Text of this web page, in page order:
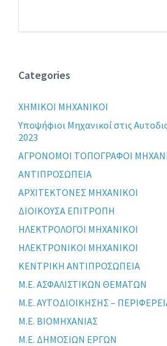
Categories
XHMIKOI MHXANIKOI
Yποψήφιοι Μηχανικοί στις
2023
ΑΓΡΟΝΟΜΟΙ ΤΟΠΟΓΡΑΦΟΙ
ΑΝΤΙΠΡΟΣΩΠΕΙΑ
ΑΡΧΙΤΕΚΤΟΝΕΣ ΜΗΧΑΝΙΚΟΙ
ΔΙΟΙΚΟΥΣΑ ΕΠΙΤΡΟΠΗ
ΗΛΕΚΤΡΟΛΟΓΟΙ ΜΗΧΑΝΙΚΟΙ
ΗΛΕΚΤΡΟΝΙΚΟΙ ΜΗΧΑΝΙΚΟΙ
ΚΕΝΤΡΙΚΗ ΑΝΤΙΠΡΟΣΩΠΕΙΑ
Μ.Ε. ΑΣΦΑΛΙΣΤΙΚΩΝ ΘΕΜΑΤΩΝ
Μ.Ε. ΑΥΤΟΔΙΟΙΚΗΣΗΣ –
Μ.Ε. ΒΙΟΜΗΧΑΝΙΑΣ
Μ.Ε. ΔΗΜΟΣΙΩΝ ΕΡΓΩΝ